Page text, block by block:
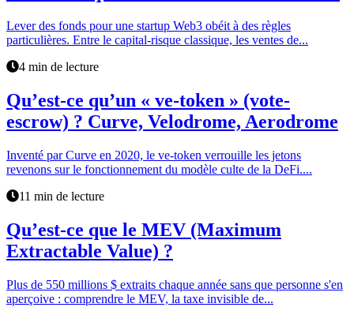
Lever des fonds pour une startup Web3 obéit à des règles
particulières. Entre le capital-risque classique, les ventes de...
4 min de lecture
Qu’est-ce qu’un « ve-token » (vote-
escrow) ? Curve, Velodrome, Aerodrome
Inventé par Curve en 2020, le ve-token verrouille les jetons
revenons sur le fonctionnement du modèle culte de la DeFi....
11 min de lecture
Qu’est-ce que le MEV (Maximum
Extractable Value) ?
Plus de 550 millions $ extraits chaque année sans que personne s'en
aperçoive : comprendre le MEV, la taxe invisible de...